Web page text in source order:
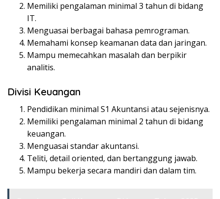
Memiliki pengalaman minimal 3 tahun di bidang
IT.
Menguasai berbagai bahasa pemrograman.
Memahami konsep keamanan data dan jaringan.
Mampu memecahkan masalah dan berpikir
analitis.
Divisi Keuangan
Pendidikan minimal S1 Akuntansi atau sejenisnya.
Memiliki pengalaman minimal 2 tahun di bidang
keuangan.
Menguasai standar akuntansi.
Teliti, detail oriented, dan bertanggung jawab.
Mampu bekerja secara mandiri dan dalam tim.